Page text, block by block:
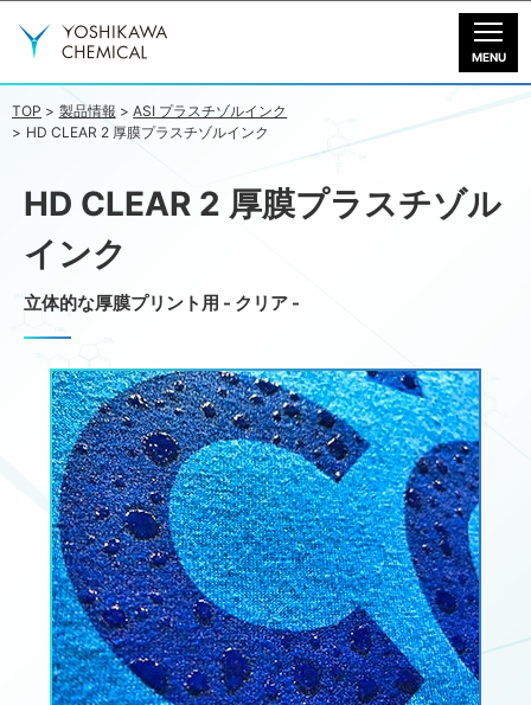
ダウンロード
会社情報
TOP 製品情報
ASI プラスチゾルインク
HD CLEAR 2 厚膜プラスチゾルインク
HD CLEAR 2 厚膜プラスチゾル
インク
立体的な厚膜プリント用 - クリア -